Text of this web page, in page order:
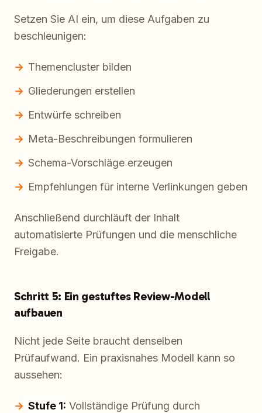
Setzen Sie AI ein, um diese Aufgaben zu
beschleunigen:
Themencluster bilden
Gliederungen erstellen
Entwürfe schreiben
Meta-Beschreibungen formulieren
Schema-Vorschläge erzeugen
Empfehlungen für interne Verlinkungen geben
Anschließend durchläuft der Inhalt
automatisierte Prüfungen und die menschliche
Freigabe.
Schritt 5: Ein gestuftes Review-Modell
aufbauen
Nicht jede Seite braucht denselben
Prüfaufwand. Ein praxisnahes Modell kann so
aussehen:
Stufe 1: Vollständige Prüfung durch